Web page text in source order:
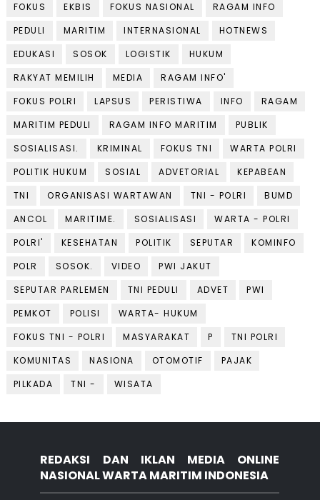
FOKUS
EKBIS FOKUS NASIONAL
RAGAM INFO
PEDULI
MARITIM INTERNASIONAL
HOTNEWS
EDUKASI
SOSOK LOGISTIK
HUKUM
RAKYAT MEMILIH
MEDIA
RAGAM INFO'
FOKUS POLRI
LAPSUS PERISTIWA INFO
RAGAM
MARITIM PEDULI
RAGAM INFO MARITIM
PUBLIK
SOSIALISASI.
KRIMINAL FOKUS TNI
WARTA POLRI
POLITIK HUKUM
SOSIAL ADVETORIAL
KEPABEAN
TNI
ORGANISASI WARTAWAN TNI - POLRI
BUMD
ANCOL
MARITIME. SOSIALISASI
WARTA - POLRI
POLRI'
KESEHATAN POLITIK SEPUTAR
KOMINFO
POLR
SOSOK. VIDEO
PWI JAKUT
SEPUTAR PARLEMEN
TNI PEDULI ADVET
PWI
PEMKOT
POLISI
WARTA- HUKUM
FOKUS TNI - POLRI
MASYARAKAT P
TNI POLRI
KOMUNITAS
NASIONA OTOMOTIF
PAJAK
PILKADA
TNI - WISATA
REDAKSI DAN IKLAN MEDIA ONLINE
NASIONAL WARTA MARITIM INDONESIA